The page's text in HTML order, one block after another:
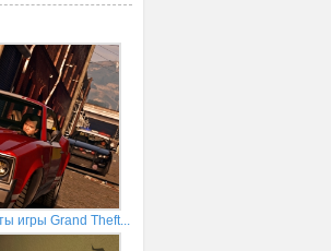
игры Grand Theft...